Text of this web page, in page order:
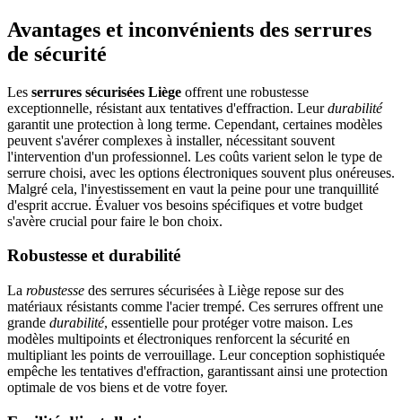
Avantages et inconvénients des serrures
de sécurité
Les serrures sécurisées Liège offrent une robustesse
exceptionnelle, résistant aux tentatives d'effraction. Leurdurabilité
garantit une protection à long terme. Cependant, certaines modèles
peuvent s'avérer complexes à installer, nécessitant souvent
l'intervention d'un professionnel. Les coûts varient selon le type de
serrure choisi, avec les options électroniques souvent plus onéreuses.
Malgré cela, l'investissement en vaut la peine pour une tranquillité
d'esprit accrue. Évaluer vos besoins spécifiques et votre budget
s'avère crucial pour faire le bon choix.
Robustesse et durabilité
La robustesse des serrures sécurisées à Liège repose sur des
matériaux résistants comme l'acier trempé. Ces serrures offrent une
grande durabilité, essentielle pour protéger votre maison. Les
modèles multipoints et électroniques renforcent la sécurité en
multipliant les points de verrouillage. Leur conception sophistiquée
empêche les tentatives d'effraction, garantissant ainsi une protection
optimale de vos biens et de votre foyer.